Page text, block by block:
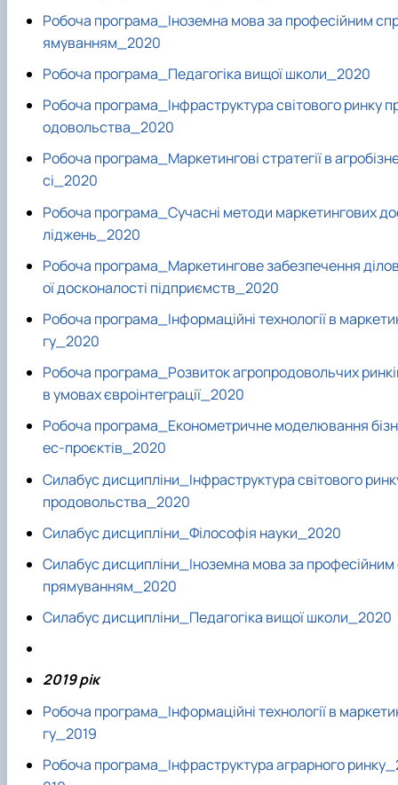
Робоча програма_Іноземна мова за професійним
ямуванням_2020
Робоча програма_Педагогіка вищої школи_2020
Робоча програма_Інфраструктура світового ринку
одовольства_2020
Робоча програма_Маркетингові стратегії в
сі_2020
Робоча програма_Сучасні методи маркетингових
ліджень_2020
Робоча програма_Маркетингове забезпечення
ої досконалості підприємств_2020
Робоча програма_Інформаційні технології в
гу_2020
Робоча програма_Розвиток агропродовольчих
в умовах євроінтеграції_2020
Робоча програма_Економетричне моделювання бізн
ес-проєктів_2020
Силабус дисципліни_Інфраструктура світового
продовольства_2020
Силабус дисципліни_Філософія науки_2020
Силабус дисципліни_Іноземна мова за професійним
прямуванням_2020
Силабус дисципліни_Педагогіка вищої школи_2020
2019 рік
Робоча програма_Інформаційні технології в
гу_2019
Робоча програма_Інфраструктура аграрного